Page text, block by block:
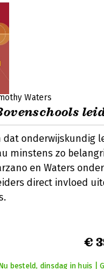
Waters
dat onderwijskundig
minstens zo
en Waters
direct invloed
€
besteld, dinsdag in huis |